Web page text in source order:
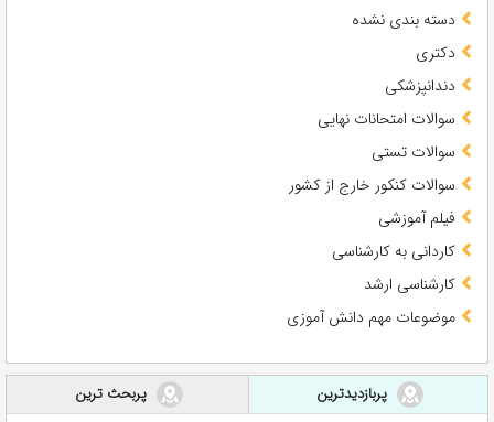
دسته بندی نشده
دکتری
دندانپزشکی
سوالات امتحانات نهایی
سوالات تستی
سوالات کنکور خارج از کشور
فیلم آموزشی
کاردانی به کارشناسی
کارشناسی ارشد
موضوعات مهم دانش آموزی
پربازدیدترین پربحث ترین